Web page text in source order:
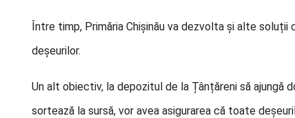
Între timp, Primăria Chișinău va dezvolta și alte
deșeurilor.
Un alt obiectiv, la depozitul de la Țânțăreni să ajungă
sortează la sursă, vor avea asigurarea că toate